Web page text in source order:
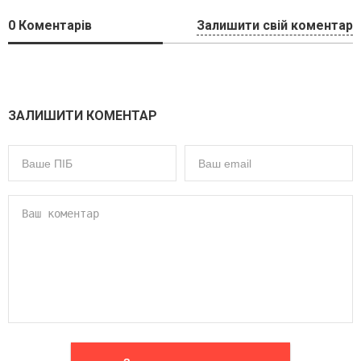
0 Коментарів Залишити свій коментар
ЗАЛИШИТИ КОМЕНТАР